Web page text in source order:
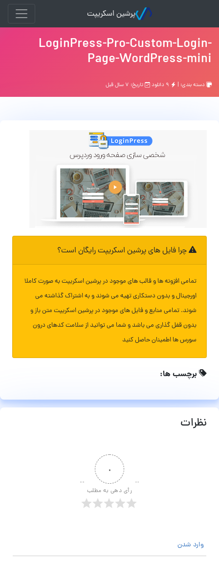
پرشین اسکریپت
LoginPress-Pro-Custom-Login-
Page-WordPress-mini
دسته بندی: | تاریخ: ۷ سال قبل
چرا فایل های پرشین اسکریپت رایگان است؟
تمامی افزونه ها و قالب های موجود در پرشین اسکریپت به صورت کاملا
اورجینال و بدون دستکاری تهیه می شوند و به اشتراک گذاشته می
شوند. تمامی منابع و فایل های موجود در پرشین اسکریپت متن باز و
بدون قفل گذاری می باشد و شما می توانید از سلامت کدهای درون
سورس ها اطمینان حاصل کنید
برچسب ها:
نظرات
۰
رأی دهی به مطلب
وارد شدن